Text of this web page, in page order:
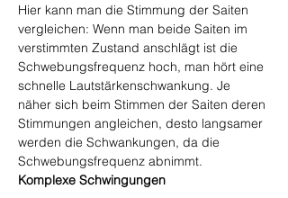
Hier kann man die Stimmung der Saiten
vergleichen: Wenn man beide Saiten im
verstimmten Zustand anschlägt ist die
Schwebungsfrequenz hoch, man hört eine
schnelle Lautstärkenschwankung. Je
näher sich beim Stimmen der Saiten deren
Stimmungen angleichen, desto langsamer
werden die Schwankungen, da die
Schwebungsfrequenz abnimmt.
Komplexe Schwingungen